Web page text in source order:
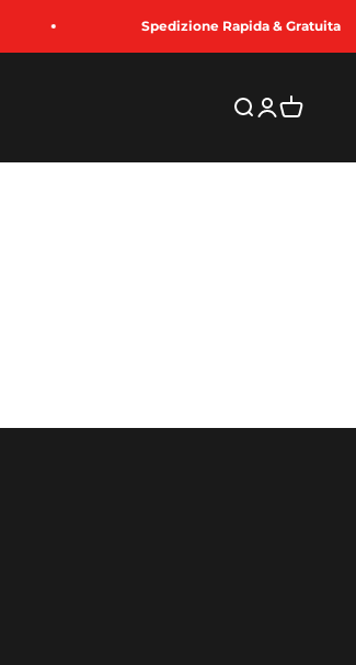
Spedizione Rapida & Gratuita
SzukajZaloguj się
Koszyk